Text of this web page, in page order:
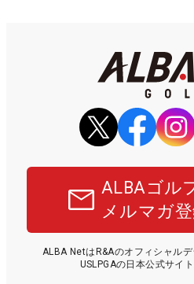
ALBAゴル
メルマガ
ALBA NetはR&Aのオフィシャル
USLPGAの日本公式サイ